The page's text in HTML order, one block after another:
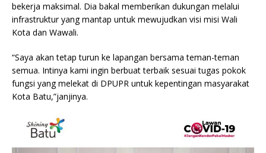
bekerja maksimal. Dia bakal memberikan dukungan melalui
infrastruktur yang mantap untuk mewujudkan visi misi Wali
Kota dan Wawali.
“Saya akan tetap turun ke lapangan bersama teman-teman
semua. Intinya kami ingin berbuat terbaik sesuai tugas pokok
fungsi yang melekat di DPUPR untuk kepentingan masyarakat
Kota Batu,”janjinya.